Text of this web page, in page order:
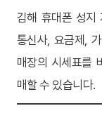
김해 휴대폰 성지
통신사, 요금제,
매장의 시세표를
매할 수 있습니다.